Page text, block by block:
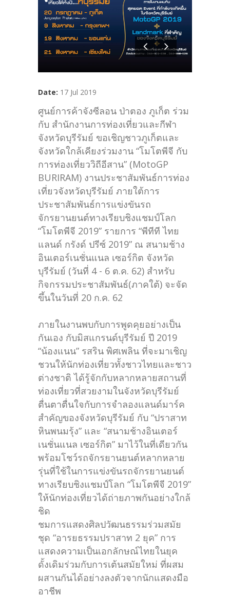
Date: 17 Jul 2019
ศูนย์การค้าจังซีลอน ป่าตอง ภูเก็ต ร่วม
กับ สำนักงานการท่องเที่ยวและกีฬา
จังหวัดบุรีรัมย์ ขอเชิญชาวภูเก็ตและ
จังหวัดใกล้เคียงร่วมงาน “โมโตพีจี กับ
การท่องเที่ยววิถีอีสาน” (MotoGP
BURIRAM) งานประชาสัมพันธ์การท่อง
เที่ยวจังหวัดบุรีรัมย์ ภายใต้การ
ประชาสัมพันธ์การแข่งขันรถ
จักรยานยนต์ทางเรียบชิงแชมป์โลก
“โมโตพีจี 2019” รายการ “พีทีที ไทย
แลนด์ กรังด์ ปรีซ์ 2019” ณ สนามช้าง
อินเตอร์เนชั่นแนล เซอร์กิต จังหวัด
บุรีรัมย์ (วันที่ 4 - 6 ต.ค. 62) สำหรับ
กิจกรรมประชาสัมพันธ์(ภาคใต้) จะจัด
ขึ้นในวันที่ 20 ก.ค. 62
ภายในงานพบกับการพูดคุยอย่างเป็น
กันเอง กับมิสแกรนด์บุรีรัมย์ ปี 2019
“น้องแนน” รสริน พิศเพลิน ที่จะมาเชิญ
ชวนให้นักท่องเที่ยวทั้งชาวไทยและชาว
ต่างชาติ ได้รู้จักกับหลากหลายสถานที่
ท่องเที่ยวที่สวยงามในจังหวัดบุรีรัมย์
ตื่นตาตื่นใจกับการจำลองแลนด์มาร์ค
สำคัญของจังหวัดบุรีรัมย์ กับ “ปราสาท
หินพนมรุ้ง” และ “สนามช้างอินเตอร์
เนชั่นแนล เซอร์กิต” มาไว้ในที่เดียวกัน
พร้อมโชว์รถจักรยานยนต์หลากหลาย
รุ่นที่ใช้ในการแข่งขันรถจักรยานยนต์
ทางเรียบชิงแชมป์โลก “โมโตพีจี 2019”
ให้นักท่องเที่ยวได้ถ่ายภาพกันอย่างใกล้
ชิด
ชมการแสดงศิลปวัฒนธรรมร่วมสมัย
ชุด “อารยธรรมปราสาท 2 ยุค” การ
แสดงความเป็นเอกลักษณ์ไทยในยุค
ดั้งเดิมร่วมกับการเต้นสมัยใหม่ ที่ผสม
ผสานกันได้อย่างลงตัวจากนักแสดงมือ
อาชีพ